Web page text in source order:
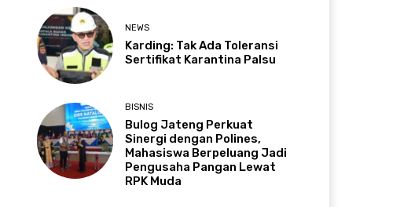
NEWS
Karding: Tak Ada Toleransi
Sertifikat Karantina Palsu
BISNIS
Bulog Jateng Perkuat
Sinergi dengan Polines,
Mahasiswa Berpeluang Jadi
Pengusaha Pangan Lewat
RPK Muda